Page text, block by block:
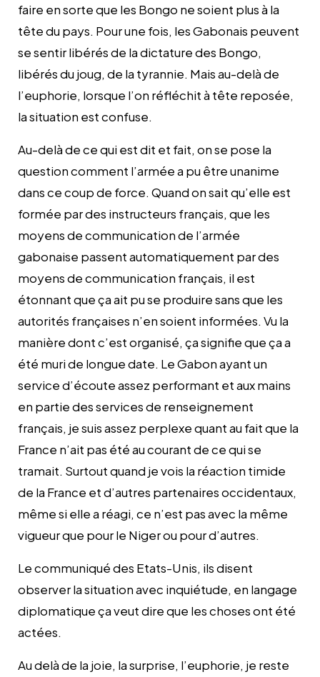
faire en sorte que les Bongo ne soient plus à la
tête du pays. Pour une fois, les Gabonais peuvent
se sentir libérés de la dictature des Bongo,
libérés du joug, de la tyrannie. Mais au-delà de
l’euphorie, lorsque l’on réfléchit à tête reposée,
la situation est confuse.
Au-delà de ce qui est dit et fait, on se pose la
question comment l’armée a pu être unanime
dans ce coup de force. Quand on sait qu’elle est
formée par des instructeurs français, que les
moyens de communication de l’armée
gabonaise passent automatiquement par des
moyens de communication français, il est
étonnant que ça ait pu se produire sans que les
autorités françaises n’en soient informées. Vu la
manière dont c’est organisé, ça signifie que ça a
été muri de longue date. Le Gabon ayant un
service d’écoute assez performant et aux mains
en partie des services de renseignement
français, je suis assez perplexe quant au fait que la
France n’ait pas été au courant de ce qui se
tramait. Surtout quand je vois la réaction timide
de la France et d’autres partenaires occidentaux,
même si elle a réagi, ce n’est pas avec la même
vigueur que pour le Niger ou pour d’autres.
Le communiqué des Etats-Unis, ils disent
observer la situation avec inquiétude, en langage
diplomatique ça veut dire que les choses ont été
actées.
Au delà de la joie, la surprise, l’euphorie, je reste